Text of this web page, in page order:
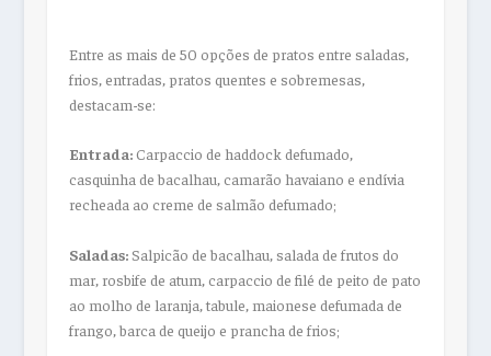
Entre as mais de 50 opções de pratos entre saladas,
frios, entradas, pratos quentes e sobremesas,
destacam-se:
Entrada:Carpaccio de haddock defumado,
casquinha de bacalhau, camarão havaiano e endívia
recheada ao creme de salmão defumado;
Saladas:Salpicão de bacalhau, salada de frutos do
mar, rosbife de atum, carpaccio de filé de peito de pato
ao molho de laranja, tabule, maionese defumada de
frango, barca de queijo e prancha de frios;